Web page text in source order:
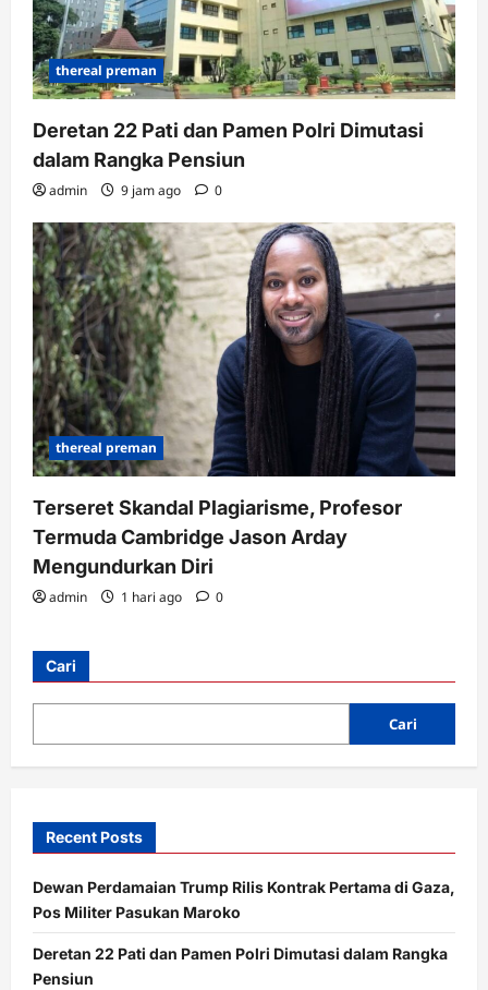
thereal preman
Deretan 22 Pati dan Pamen Polri Dimutasi
dalam Rangka Pensiun
admin 9 jam ago 0
thereal preman
Terseret Skandal Plagiarisme, Profesor
Termuda Cambridge Jason Arday
Mengundurkan Diri
admin 1 hari ago 0
Cari
Cari
Recent Posts
Dewan Perdamaian Trump Rilis Kontrak Pertama di Gaza,
Pos Militer Pasukan Maroko
Deretan 22 Pati dan Pamen Polri Dimutasi dalam Rangka
Pensiun